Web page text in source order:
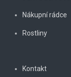
Nákupní rádce
Rostliny
Kontakt